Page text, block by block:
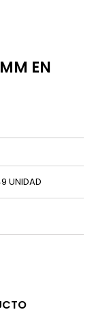
EN
UNIDAD